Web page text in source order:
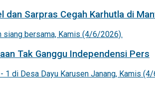
dan Sarpras Cegah Karhutla di
Tak Ganggu Independensi Pers